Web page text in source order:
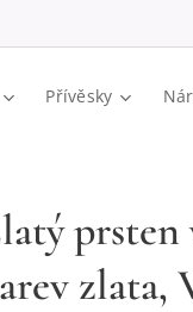
Přívěsky
prsten
zlata,